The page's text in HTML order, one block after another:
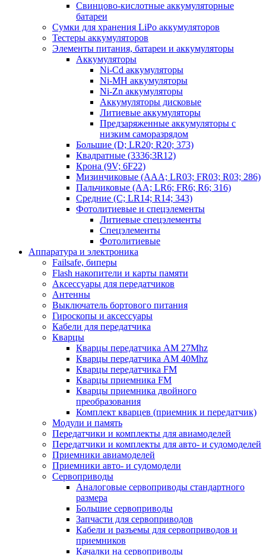
Свинцово-кислотные аккумуляторные
батареи
Сумки для хранения LiPo аккумуляторов
Тестеры аккумуляторов
Элементы питания, батареи и аккумуляторы
Аккумуляторы
Ni-Cd аккумуляторы
Ni-MH аккумуляторы
Ni-Zn аккумуляторы
Аккумуляторы дисковые
Литиевые аккумуляторы
Предзаряженные аккумуляторы с
низким саморазрядом
Большие (D; LR20; R20; 373)
Квадратные (3336;3R12)
Крона (9V; 6F22)
Мизинчиковые (AAA; LR03; FR03; R03; 286)
Пальчиковые (AA; LR6; FR6; R6; 316)
Средние (C; LR14; R14; 343)
Фотолитиевые и спецэлементы
Литиевые спецэлементы
Спецэлементы
Фотолитиевые
Аппаратура и электроника
Failsafe, биперы
Flash накопители и карты памяти
Аксессуары для передатчиков
Антенны
Выключатель бортового питания
Гироскопы и аксессуары
Кабели для передатчика
Кварцы
Кварцы передатчика AM 27Mhz
Кварцы передатчика AM 40Mhz
Кварцы передатчика FM
Кварцы приемника FM
Кварцы приемника двойного
преобразования
Комплект кварцев (приемник и передатчик)
Модули и память
Передатчики и комплекты для авиамоделей
Передатчики и комплекты для авто- и судомоделей
Приемники авиамоделей
Приемники авто- и судомодели
Сервоприводы
Аналоговые сервоприводы стандартного
размера
Большие сервоприводы
Запчасти для сервоприводов
Кабели и разъемы для сервоприводов и
приемников
Качалки на сервоприводы